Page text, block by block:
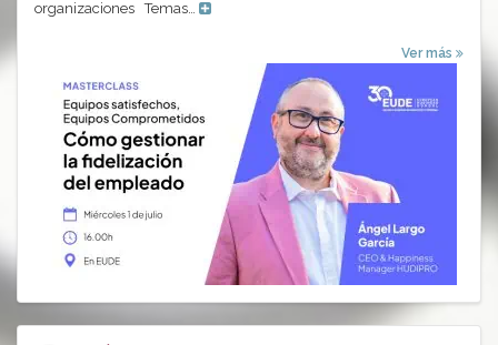
organizaciones Temas…
Ver más